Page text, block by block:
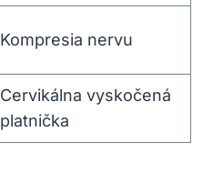
Kompresia nervu
Cervikálna vyskočená
platnička